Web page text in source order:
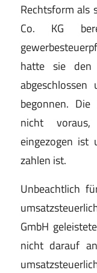
Rechtsform als
Co. KG
hatte sie den
begonnen.
nicht
eingezogen
zahlen ist.
Unbeachtlich
GmbH
nicht darauf